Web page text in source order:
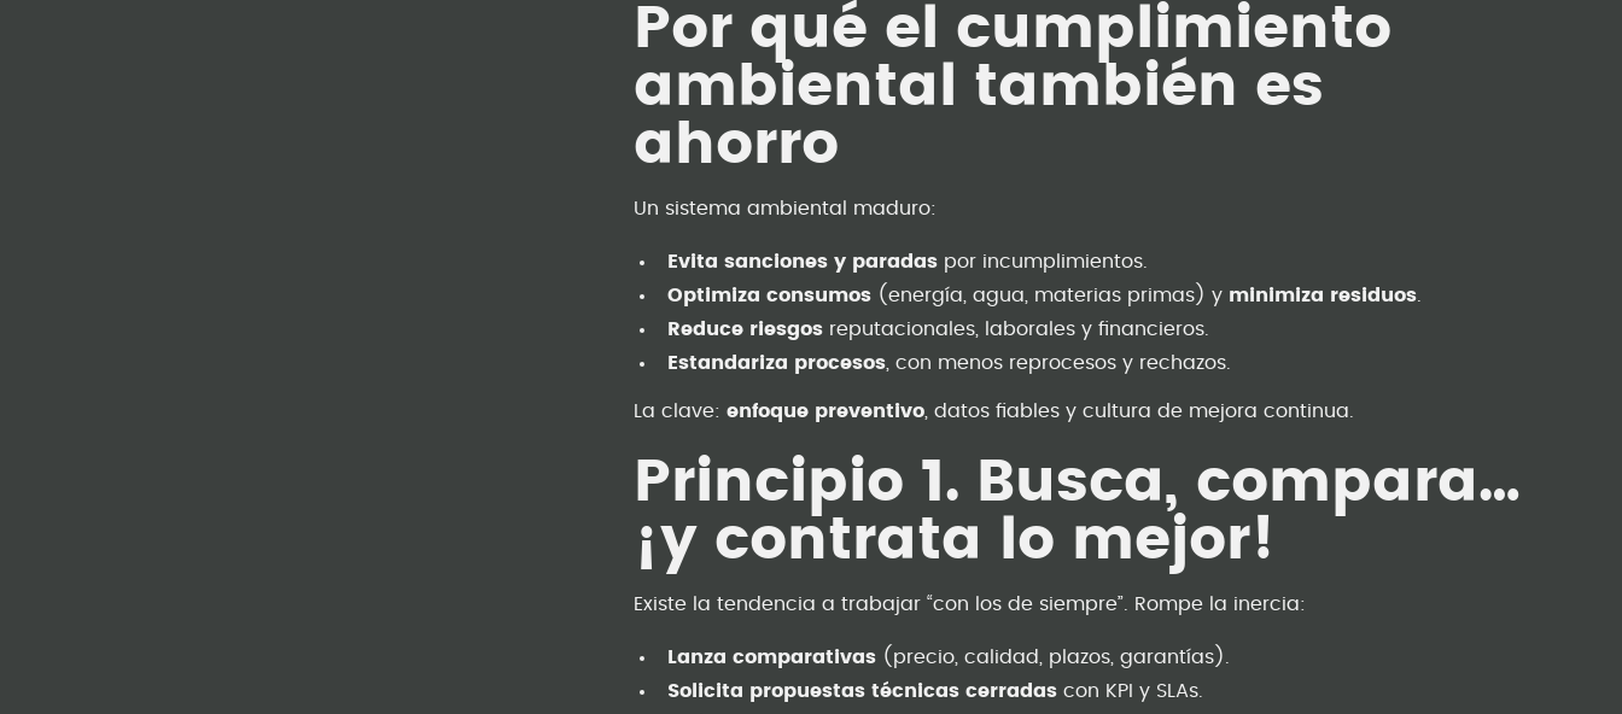
Por qué el cumplimiento
ambiental también es
ahorro
Un sistema ambiental maduro:
Evita sanciones y paradas por incumplimientos.
Optimiza consumos (energía, agua, materias primas) y minimiza residuos
Reduce riesgos reputacionales, laborales y financieros.
Estandariza procesos , con menos reprocesos y rechazos.
La clave:enfoque preventivo , datos fiables y cultura de mejora continua.
Principio 1. Busca, compara…
¡y contrata lo mejor!
Existe la tendencia a trabajar “con los de siempre”. Rompe la inercia:
Lanza comparativas (precio, calidad, plazos, garantías).
Solicita propuestas técnicas cerradas con KPI y SLAs.